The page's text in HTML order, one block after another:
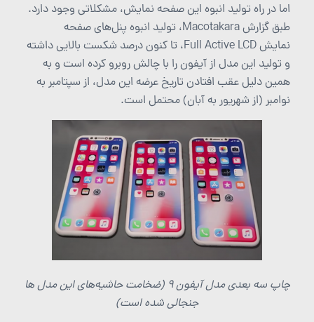
اما در راه تولید انبوه این صفحه نمایش، مشکلاتی وجود دارد.
طبق گزارش Macotakara، تولید انبوه پنل‌های صفحه
نمایش Full Active LCD، تا کنون درصد شکست بالایی داشته
و تولید این مدل از آیفون را با چالش روبرو کرده است و به
همین دلیل عقب افتادن تاریخ عرضه این مدل، از سپتامبر به
نوامبر (از شهریور به آبان) محتمل است.
چاپ سه بعدی مدل آیفون 9 (ضخامت حاشیه‌های این مدل ها
جنجالی شده است)